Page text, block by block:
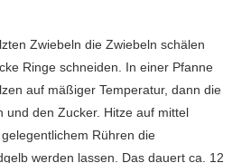
Ringe schneiden. In einer Pfanne
auf mäßiger Temperatur, dann die
und den Zucker. Hitze auf mittel
Rühren die
werden lassen. Das dauert ca. 12